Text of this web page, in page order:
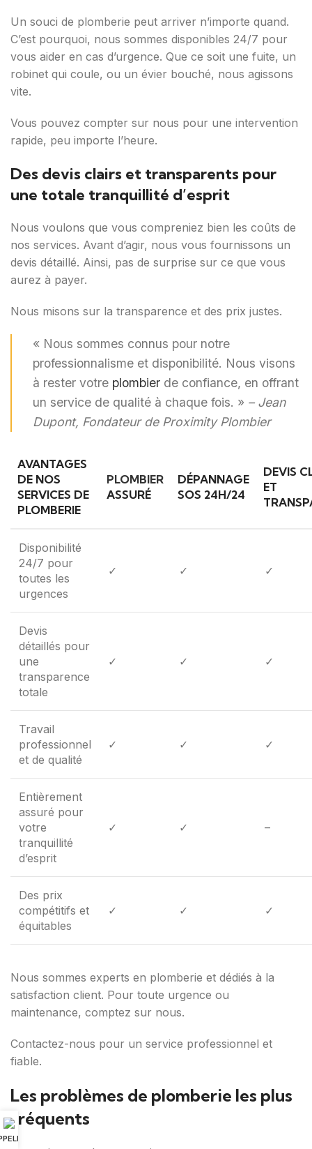
Un souci de plomberie peut arriver n’importe quand.
C’est pourquoi, nous sommes disponibles 24/7 pour
vous aider en cas d’urgence. Que ce soit une fuite, un
robinet qui coule, ou un évier bouché, nous agissons
vite.
Vous pouvez compter sur nous pour une intervention
rapide, peu importe l’heure.
Des devis clairs et transparents pour
une totale tranquillité d’esprit
Nous voulons que vous compreniez bien les coûts de
nos services. Avant d’agir, nous vous fournissons un
devis détaillé. Ainsi, pas de surprise sur ce que vous
aurez à payer.
Nous misons sur la transparence et des prix justes.
« Nous sommes connus pour notre
professionnalisme et disponibilité. Nous visons
à rester votre plombier de confiance, en offrant
un service de qualité à chaque fois. » – Jean
Dupont, Fondateur de Proximity Plombier
AVANTAGES
DE NOS
SERVICES DE
PLOMBERIE
PLOMBIER
ASSURÉ
DÉPANNAGE
SOS 24H/24
DEVIS
ET
Disponibilité
24/7 pour
toutes les
urgences
✓ ✓ ✓
Devis
détaillés pour
une
transparence
totale
✓ ✓ ✓
Travail
professionnel
et de qualité
✓ ✓ ✓
Entièrement
assuré pour
votre
tranquillité
d’esprit
✓ ✓ –
Des prix
compétitifs et
équitables
✓ ✓ ✓
Nous sommes experts en plomberie et dédiés à la
satisfaction client. Pour toute urgence ou
maintenance, comptez sur nous.
Contactez-nous pour un service professionnel et
fiable.
Les problèmes de plomberie les plus
fréquents